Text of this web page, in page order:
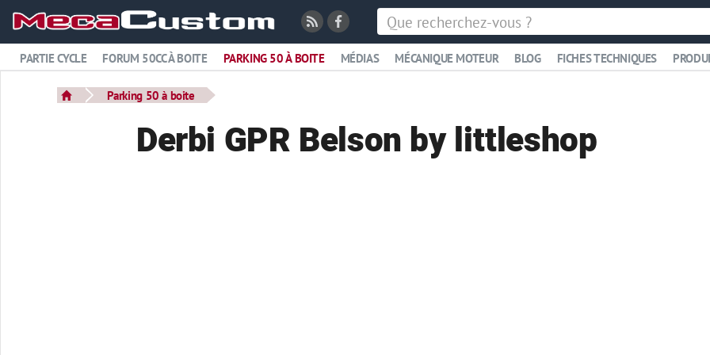
PARTIE CYCLE FORUM 50CC À BOITE PARKING 50 À BOITE MÉDIAS MÉCANIQUE MOTEUR BLOG FICHES TECHNIQUES
Parking 50 à boite
Derbi GPR Belson by littleshop